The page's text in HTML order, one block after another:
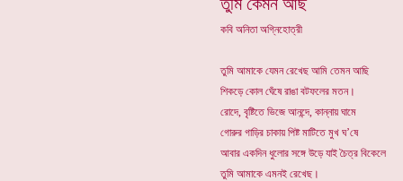
কবি অনিতা অগ্নিহোত্রী
তুমি আমাকে যেমন রেখেছ আমি তেমন আছি
শিকড়ে কোল ঘেঁষে রাঙা বটফলের মতন।
রোদে, বৃষ্টিতে ভিজে আনন্দে, কান্নায় ঘামে
গোরুর গাড়ির চাকায় পিষ্ট মাটিতে মুখ ঘ’ষে
আবার একদিন ধুলোর সঙ্গে উড়ে যাই চৈত্র বিকেলে
তুমি আমাকে এমনই রেখেছ।